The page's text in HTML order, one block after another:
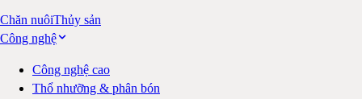
Chăn nuôiThủy sản
Công nghệ
Công nghệ cao
Thổ nhưỡng & phân bón